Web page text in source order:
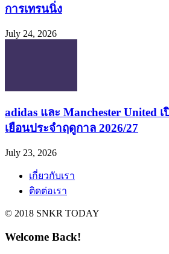
การเทรนนิ่ง
July 24, 2026
adidas และ Manchester United
เยือนประจำฤดูกาล 2026/27
July 23, 2026
เกี่ยวกับเรา
ติดต่อเรา
© 2018 SNKR TODAY
Welcome Back!